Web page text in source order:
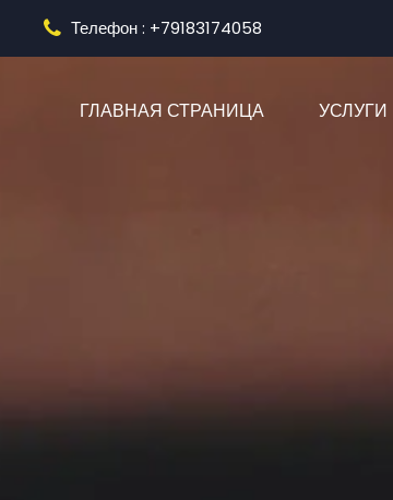
Телефон : +79183174058
ГЛАВНАЯ СТРАНИЦА(CURRENT)
УСЛУГИ